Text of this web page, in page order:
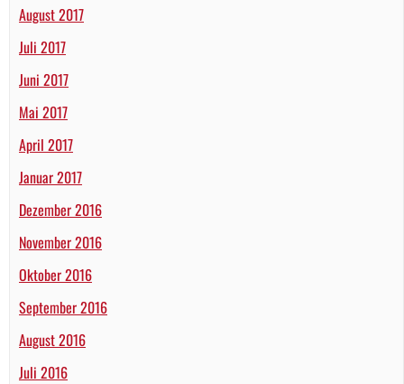
August 2017
Juli 2017
Juni 2017
Mai 2017
April 2017
Januar 2017
Dezember 2016
November 2016
Oktober 2016
September 2016
August 2016
Juli 2016